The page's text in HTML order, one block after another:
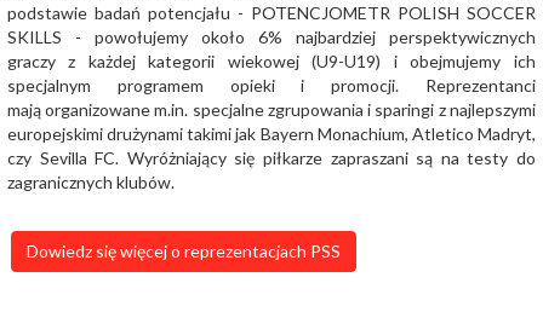
podstawie badań potencjału - POTENCJOMETR POLISH SOCCER
SKILLS - powołujemy około 6% najbardziej perspektywicznych
graczyz każdej kategorii wiekowej (U9-U19) i obejmujemy ich
specjalnym programem opieki i promocji. Reprezentanci
mają organizowane m.in. specjalne zgrupowania i sparingi z najlepszymi
europejskimi drużynami takimi jak Bayern Monachium, Atletico Madryt,
czy Sevilla FC. Wyróżniający się piłkarze zapraszani są na testy do
zagranicznych klubów.
Dowiedz się więcej o reprezentacjach PSS